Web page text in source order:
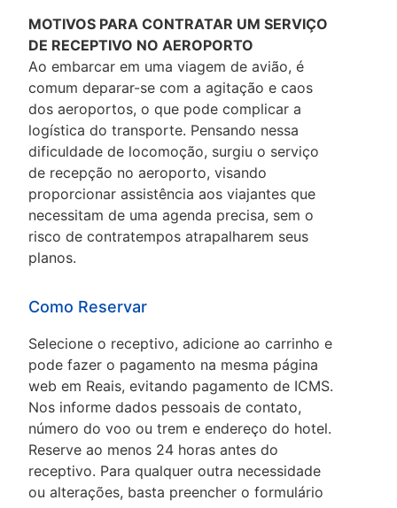
MOTIVOS PARA CONTRATAR UM SERVIÇO
DE RECEPTIVO NO AEROPORTO
Ao embarcar em uma viagem de avião, é
comum deparar-se com a agitação e caos
dos aeroportos, o que pode complicar a
logística do transporte. Pensando nessa
dificuldade de locomoção, surgiu o serviço
de recepção no aeroporto, visando
proporcionar assistência aos viajantes que
necessitam de uma agenda precisa, sem o
risco de contratempos atrapalharem seus
planos.
Como Reservar
Selecione o receptivo, adicione ao carrinho e
pode fazer o pagamento na mesma página
web em Reais, evitando pagamento de ICMS.
Nos informe dados pessoais de contato,
número do voo ou trem e endereço do hotel.
Reserve ao menos 24 horas antes do
receptivo. Para qualquer outra necessidade
ou alterações, basta preencher o formulário